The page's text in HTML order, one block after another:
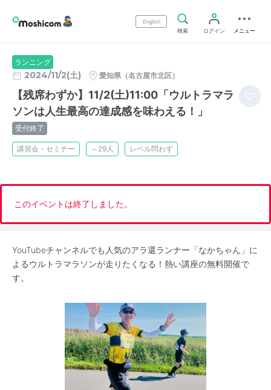
English
検索
ログイン メニュー
ランニング
2024/11/2(土) 愛知県（名古屋市北区）
【残席わずか】11/2(土)11:00「ウルトラマラ
ソンは人生最高の達成感を味わえる！」
受付終了
講習会・セミナー ～29人 レベル問わず
このイベントは終了しました。
YouTubeチャンネルでも人気のアラ還ランナー「なかちゃん」に
よるウルトラマラソンが走りたくなる！熱い講座の無料開催で
す。